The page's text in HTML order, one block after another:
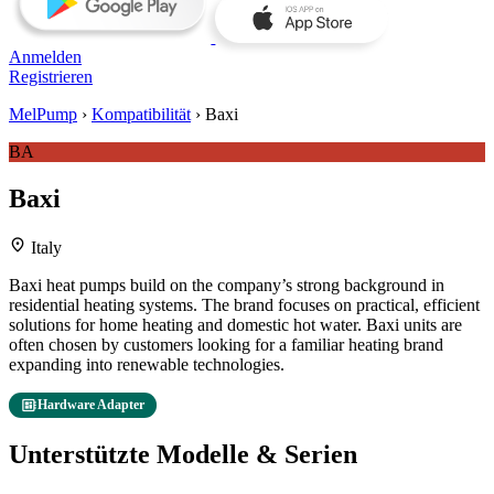
Anmelden
Registrieren
MelPump › Kompatibilität › Baxi
BA
Baxi
location_on Italy
Baxi heat pumps build on the company’s strong background in
residential heating systems. The brand focuses on practical, efficient
solutions for home heating and domestic hot water. Baxi units are
often chosen by customers looking for a familiar heating brand
expanding into renewable technologies.
developer_boardHardware Adapter
Unterstützte Modelle & Serien